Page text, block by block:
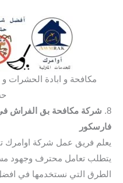
مكافحة و ابادة الحشرات
8. شركة مكافحة بق الفراش
فارسكور
يعلم فريق عمل شركة اوامرك
يتطلب تعامل محترف وجهود
الطرق التي نستخدمها في